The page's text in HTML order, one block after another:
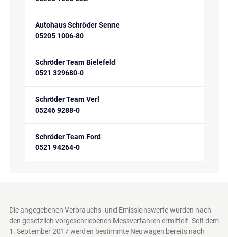
Autohaus Schröder Senne
05205 1006-80
Schröder Team Bielefeld
0521 329680-0
Schröder Team Verl
05246 9288-0
Schröder Team Ford
0521 94264-0
Die angegebenen Verbrauchs- und Emissionswerte wurden nach
den gesetzlich vorgeschriebenen Messverfahren ermittelt. Seit dem
1. September 2017 werden bestimmte Neuwagen bereits nach